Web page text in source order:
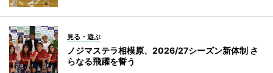
見る・遊ぶ
ノジマステラ相模原、2026/27シーズン新体制 さ
らなる飛躍を誓う